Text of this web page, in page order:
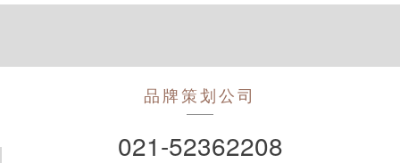
品牌策划公司
021-52362208